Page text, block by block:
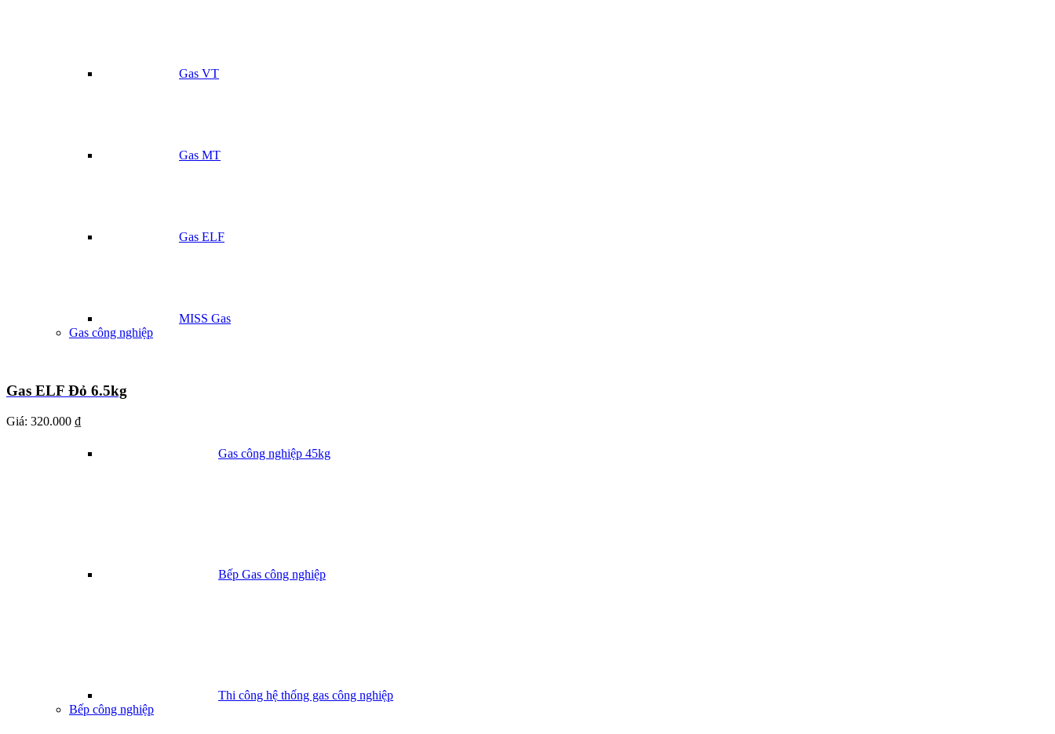
Gas VT
Gas MT
Gas ELF
MISS Gas
Gas công nghiệp
Gas công nghiệp 45kg
Bếp Gas công nghiệp
Thi công hệ thống gas công nghiệp
Bếp công nghiệp
Gas ELF Đỏ 6.5kg
Giá: 320.000 ₫